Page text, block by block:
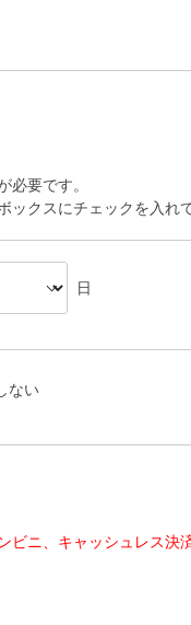
要です。
ックスにチェックを入れ
日
ない
ビニ、キャッシュレス決